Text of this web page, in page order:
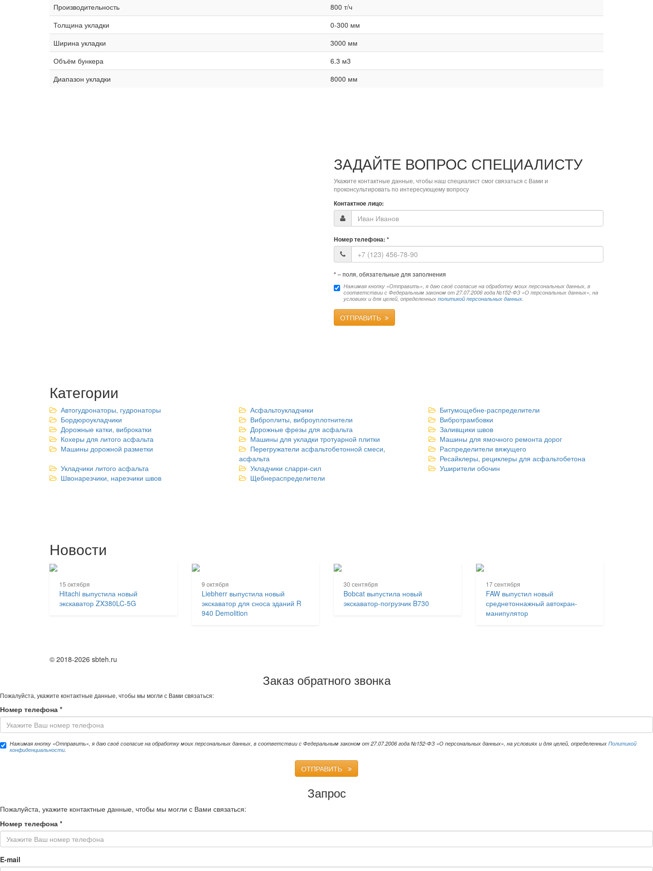
Производительность
800 т/ч
Толщина укладки
0-300 мм
Ширина укладки
3000 мм
Объём бункера
6.3 м3
Диапазон укладки
8000 мм
ЗАДАЙТЕ ВОПРОС СПЕЦИАЛИСТУ
Укажите контактные данные, чтобы наш специалист смог связаться с Вами и
проконсультировать по интересующему вопросу
Контактное лицо:
Номер телефона: *
* – поля, обязательные для заполнения
Нажимая кнопку «Отправить», я даю своё согласие на обработку моих персональных данных, в
соответствии с Федеральным законом от 27.07.2006 года №152-ФЗ «О персональных данных», на
условиях и для целей, определенных политикой персональных данных.
ОТПРАВИТЬ
Категории
Автогудронаторы, гудронаторы Асфальтоукладчики
Битумощебне-распределители
Бордюроукладчики
Виброплиты, виброуплотнители
Вибротрамбовки
Дорожные катки, виброкатки
Дорожные фрезы для асфальта
Заливщики швов
Кохеры для литого асфальта
Машины для укладки тротуарной плитки
Машины для ямочного ремонта дорог
Машины дорожной разметки
Перегружатели асфальтобетонной смеси,
асфальта
Распределители вяжущего
Ресайклеры, рециклеры для асфальтобетона
Укладчики литого асфальта
Укладчики сларри-сил
Уширители обочин
Швонарезчики, нарезчики швов
Щебнераспределители
Новости
15 октября
Hitachi выпустила новый
экскаватор ZX380LC-5G
9 октября
Liebherr выпустила новый
экскаватор для сноса зданий R
940 Demolition
30 сентября
Bobcat выпустила новый
экскаватор-погрузчик B730
17 сентября
FAW выпустил новый
среднетоннажный автокран-
манипулятор
© 2018-2026 sbteh.ru
Заказ обратного звонка
Пожалуйста, укажите контактные данные, чтобы мы могли с Вами связаться:
Номер телефона *
Нажимая кнопку «Отправить», я даю своё согласие на обработку моих персональных данных, в соответствии с Федеральным законом от 27.07.2006 года №152-ФЗ «О персональных данных», на условиях и для целей, определенных Политикой
конфиденциальности.
ОТПРАВИТЬ
Запрос
Пожалуйста, укажите контактные данные, чтобы мы могли с Вами связаться:
Номер телефона *
E-mail